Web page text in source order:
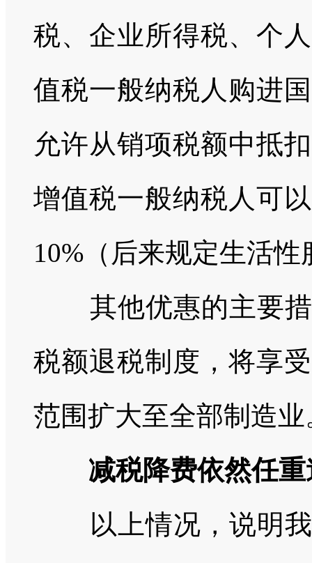
税、企业所得税、个
值税一般纳税人购进
允许从销项税额中抵
增值税一般纳税人可
10% （后来规定生活
其他优惠的主要
税额退税制度，将享
范围扩大至全部制造业
减税降费依然任
以上情况，说明